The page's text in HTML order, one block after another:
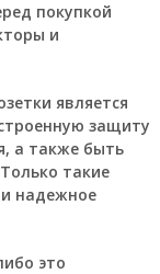
покупкой
и
является
защиту
а также быть
такие
и надежное
это